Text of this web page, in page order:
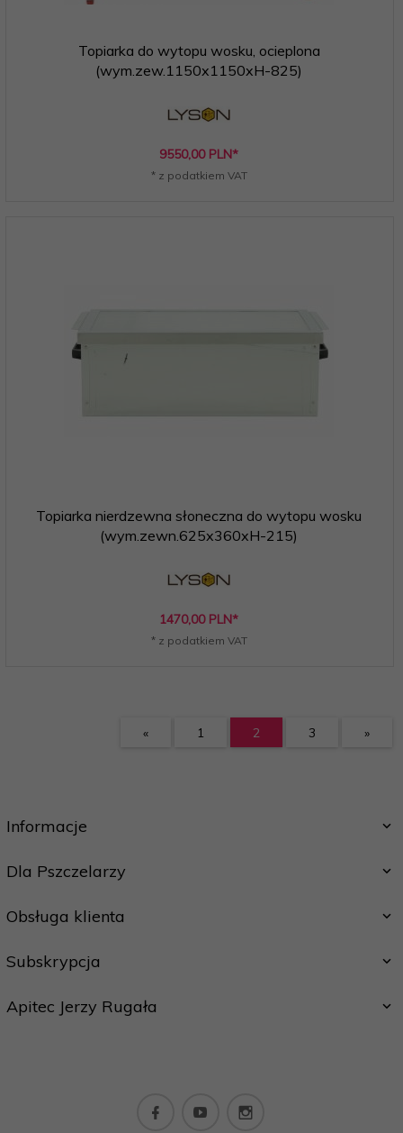
Topiarka do wytopu wosku, ocieplona
(wym.zew.1150x1150xH-825)
9550,00 PLN*
* z podatkiem VAT
Topiarka nierdzewna słoneczna do wytopu wosku
(wym.zewn.625x360xH-215)
1470,00 PLN*
* z podatkiem VAT
« 1 2 3 »
Informacje
Dla Pszczelarzy
Obsługa klienta
Subskrypcja
Apitec Jerzy Rugała